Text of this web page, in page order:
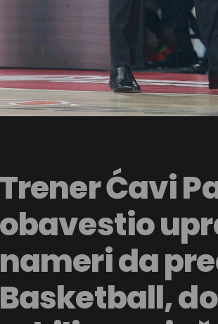
Trener Ćavi
obavestio
nameri da
Basketball,